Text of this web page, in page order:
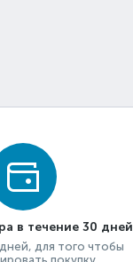
в течение 30 дней
для того чтобы